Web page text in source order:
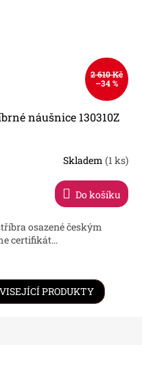
2 610 Kč
–34 %
náušnice 130310Z
Skladem (1 ks)
Do košíku
osazené českým
certifikát...
PRODUKTY